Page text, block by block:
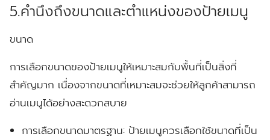
5.คำนึงถึงขนาดและตำแหน่งของป้ายเมนู
ขนาด
การเลือกขนาดของป้ายเมนูให้เหมาะสมกับพื้นที่เป็นสิ่งที่
สำคัญมาก เนื่องจากขนาดที่เหมาะสมจะช่วยให้ลูกค้าสามารถ
อ่านเมนูได้อย่างสะดวกสบาย
การเลือกขนาดมาตรฐาน: ป้ายเมนูควรเลือกใช้ขนาดที่เป็น